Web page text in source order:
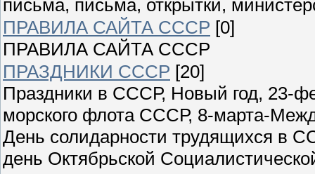
письма, письма, открытки,
ПРАВИЛА САЙТА СССР [0]
ПРАВИЛА САЙТА СССР
ПРАЗДНИКИ СССР [20]
Праздники в СССР, Новый год, 23-
морского флота СССР, 8-марта-
День солидарности трудящихся в
день Октябрьской